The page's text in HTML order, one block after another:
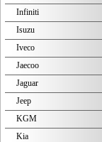
Infiniti
Isuzu
Iveco
Jaecoo
Jaguar
Jeep
KGM
Kia